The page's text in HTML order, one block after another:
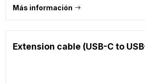
Más información
Extension cable (USB-C to